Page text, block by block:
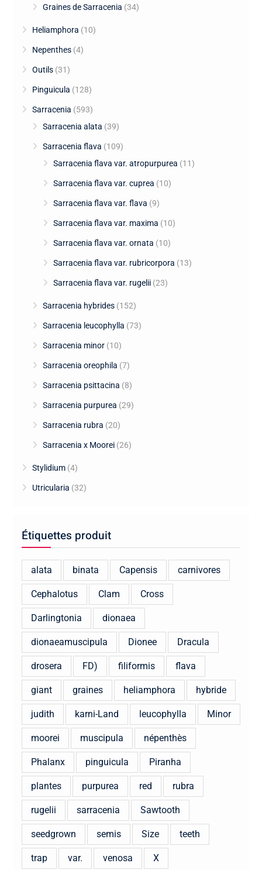
Graines de Sarracenia (34)
Heliamphora (10)
Nepenthes (4)
Outils (31)
Pinguicula (128)
Sarracenia (593)
Sarracenia alata (39)
Sarracenia flava (109)
Sarracenia flava var. atropurpurea (11)
Sarracenia flava var. cuprea (10)
Sarracenia flava var. flava (9)
Sarracenia flava var. maxima (10)
Sarracenia flava var. ornata (10)
Sarracenia flava var. rubricorpora (13)
Sarracenia flava var. rugelii (23)
Sarracenia hybrides (152)
Sarracenia leucophylla (73)
Sarracenia minor (10)
Sarracenia oreophila (7)
Sarracenia psittacina (8)
Sarracenia purpurea (29)
Sarracenia rubra (20)
Sarracenia x Moorei (26)
Stylidium (4)
Utricularia (32)
Étiquettes produit
alata binata Capensis carnivores
Cephalotus Clam Cross
Darlingtonia dionaea
dionaeamuscipula Dionee Dracula
drosera FD) filiformis flava
giant graines heliamphora hybride
judith karni-Land leucophylla Minor
moorei muscipula népenthès
Phalanx pinguicula Piranha
plantes purpurea red rubra
rugelii sarracenia Sawtooth
seedgrown semis Size teeth
trap var. venosa X